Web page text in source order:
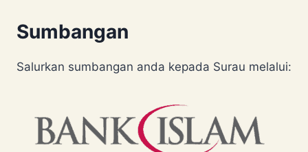
Sumbangan
Salurkan sumbangan anda kepada Surau melalui: